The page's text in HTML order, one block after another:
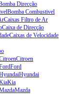
Direcção
Bomba Combustivel
Caixas Filtro de Ar
Caixa de Direcção
Caixas de Velocidade
Citroen
Ford
Hyundai
Kia
Mazda